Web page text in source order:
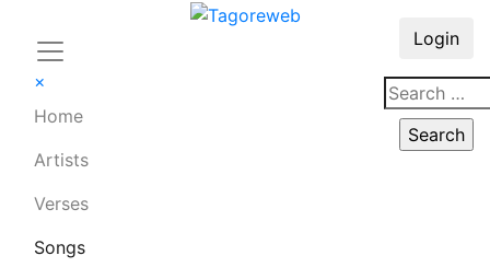
×
Home
Artists
Verses
Songs
Login